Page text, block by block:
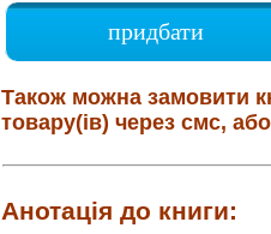
придбати
Також можна замовити
товару(ів) через смс,
Анотація до книги: